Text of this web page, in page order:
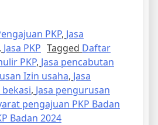
PKP, Jasa
Jasa PKP Tagged Daftar
PKP, Jasa pencabutan
Izin usaha, Jasa
, Jasa pengurusan
pengajuan PKP Badan
Badan 2024